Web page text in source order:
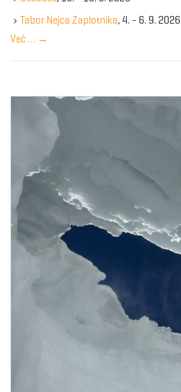
e
y
w
r
Tabor Nejca Zaplotnika, 4. - 6. 9. 2026
Več … →